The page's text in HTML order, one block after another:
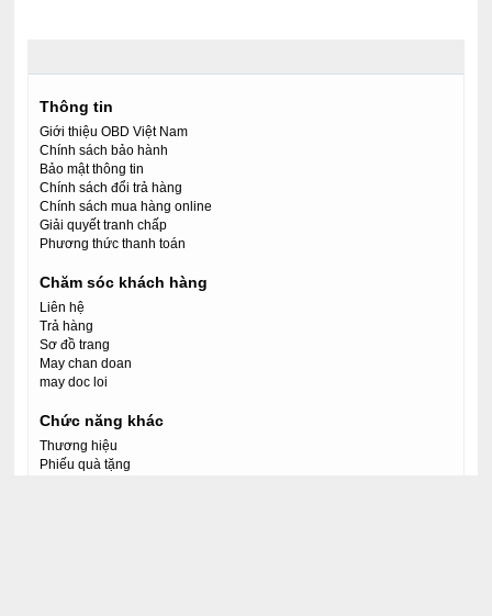
Thông tin
Giới thiệu OBD Việt Nam
Chính sách bảo hành
Bảo mật thông tin
Chính sách đổi trả hàng
Chính sách mua hàng online
Giải quyết tranh chấp
Phương thức thanh toán
Chăm sóc khách hàng
Liên hệ
Trả hàng
Sơ đồ trang
May chan doan
may doc loi
Chức năng khác
Thương hiệu
Phiếu quà tặng